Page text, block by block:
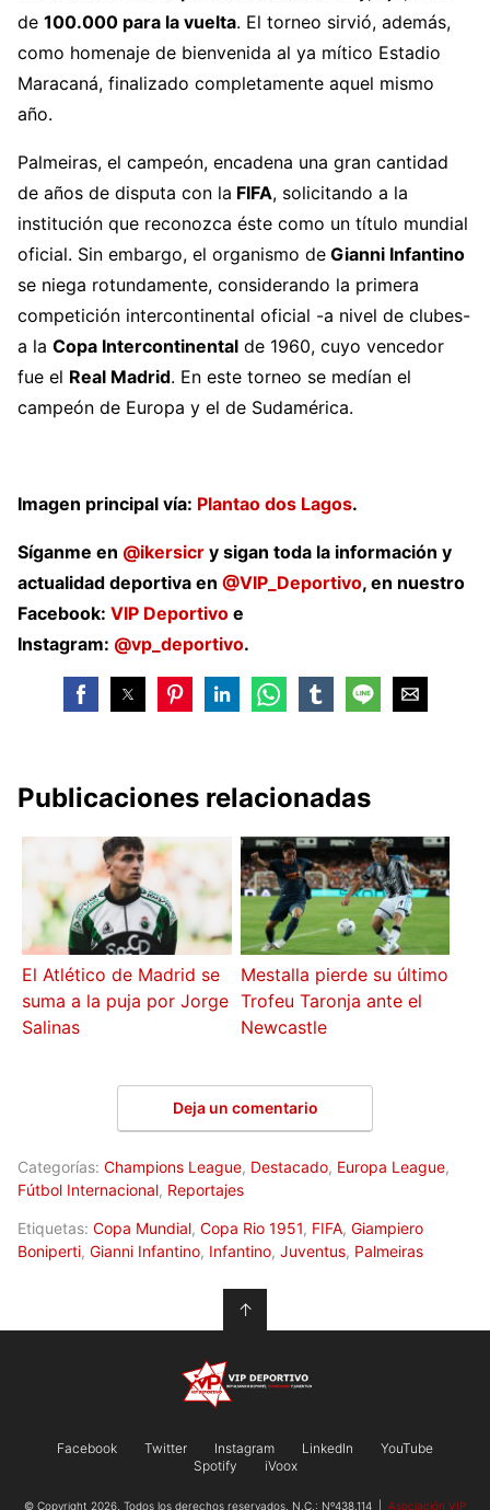
de 100.000 para la vuelta. El torneo sirvió, además,
como homenaje de bienvenida al ya mítico Estadio
Maracaná, finalizado completamente aquel mismo
año.
Palmeiras, el campeón, encadena una gran cantidad
de años de disputa con la FIFA, solicitando a la
institución que reconozca éste como un título mundial
oficial. Sin embargo, el organismo de Gianni Infantino
se niega rotundamente, considerando la primera
competición intercontinental oficial -a nivel de clubes-
a la Copa Intercontinental de 1960, cuyo vencedor
fue el Real Madrid. En este torneo se medían el
campeón de Europa y el de Sudamérica.
Imagen principal vía: Plantao dos Lagos.
Síganme en @ikersicr y sigan toda la información y
actualidad deportiva en @VIP_Deportivo, en nuestro
Facebook: VIP Deportivo e
Instagram: @vp_deportivo.
Publicaciones relacionadas
El Atlético de Madrid se
suma a la puja por Jorge
Salinas
Mestalla pierde su último
Trofeu Taronja ante el
Newcastle
Deja un comentario
Categorías: Champions League, Destacado, Europa League,
Fútbol Internacional, Reportajes
Etiquetas: Copa Mundial, Copa Rio 1951, FIFA, Giampiero
Boniperti, Gianni Infantino, Infantino, Juventus, Palmeiras
↑
Facebook Twitter Instagram LinkedIn
YouTube
Spotify
iVoox
© Copyright 2026, Todos los derechos reservados. N.C.: Nº438.114 | Asociación VIP